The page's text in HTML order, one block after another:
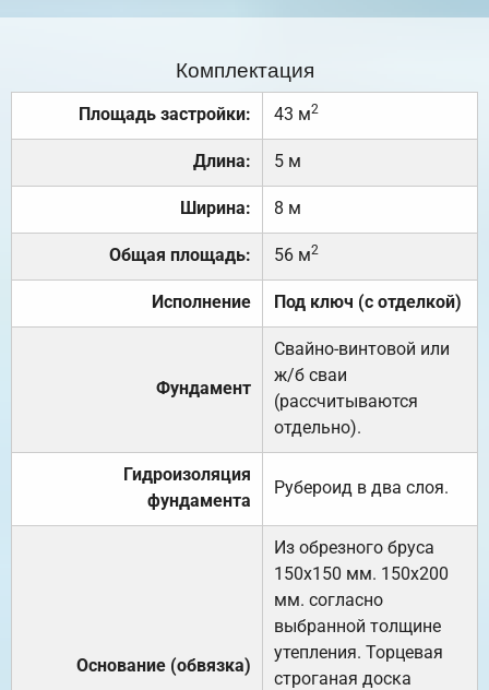
Комплектация
Площадь застройки: 43 м2
Длина: 5 м
Ширина: 8 м
Общая площадь: 56 м2
Исполнение Под ключ (с отделкой)
Фундамент
Свайно-винтовой или
ж/б сваи
(рассчитываются
отдельно).
Гидроизоляция
фундамента
Рубероид в два слоя.
Основание (обвязка)
Из обрезного бруса
150х150 мм. 150х200
мм. согласно
выбранной толщине
утепления. Торцевая
строганая доска